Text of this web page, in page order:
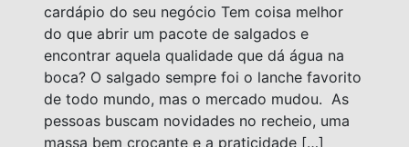
cardápio do seu negócio Tem coisa melhor
do que abrir um pacote de salgados e
encontrar aquela qualidade que dá água na
boca? O salgado sempre foi o lanche favorito
de todo mundo, mas o mercado mudou. As
pessoas buscam novidades no recheio, uma
massa bem crocante e a praticidade […]